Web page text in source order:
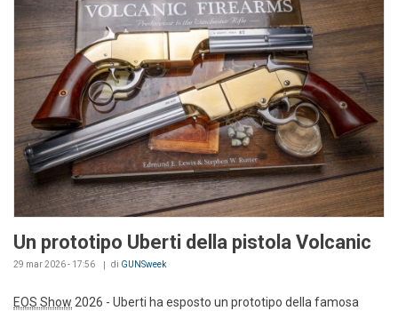
Un prototipo Uberti della pistola Volcanic
29 mar 2026 - 17:56 di GUNSweek
EOS Show 2026 - Uberti ha esposto un prototipo della famosa